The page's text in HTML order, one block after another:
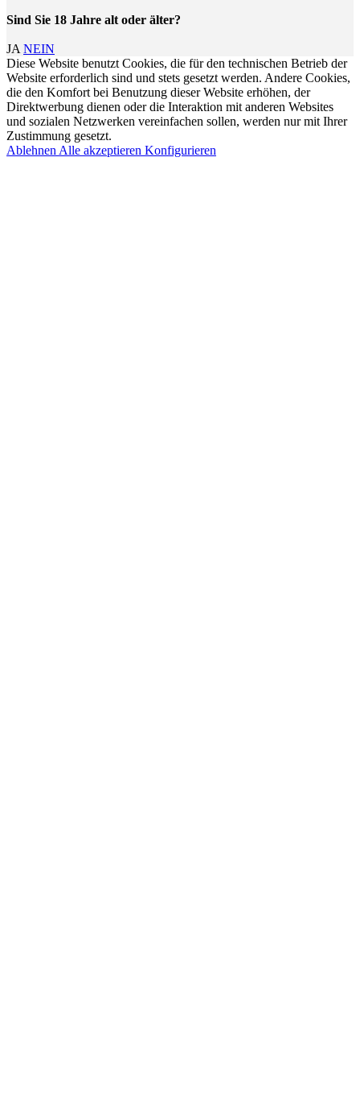
Sind Sie 18 Jahre alt oder älter?
JA NEIN
Diese Website benutzt Cookies, die für den technischen Betrieb der
Website erforderlich sind und stets gesetzt werden. Andere Cookies,
die den Komfort bei Benutzung dieser Website erhöhen, der
Direktwerbung dienen oder die Interaktion mit anderen Websites
und sozialen Netzwerken vereinfachen sollen, werden nur mit Ihrer
Zustimmung gesetzt.
Ablehnen Alle akzeptieren Konfigurieren